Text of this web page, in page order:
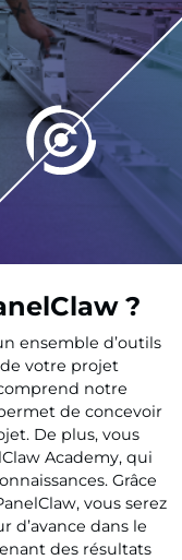
?
ensemble d’outils
votre projet
notre
de concevoir
De plus, vous
Academy, qui
Grâce
vous serez
d’avance dans le
des résultats